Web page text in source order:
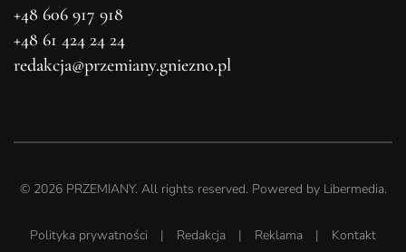
+48 606 917 918
+48 61 424 24 24
redakcja@przemiany.gniezno.pl
© 2026PRZEMIANY. All rights reserved. Powered by Libermedia.
Polityka prywatności | Redakcja | Reklama | Kontakt